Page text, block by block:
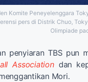
Komite Peneyelenggara
pers di Distrik Chuo,
Olimpiade
penyiaran TBS pun
Associationdan
Mori.